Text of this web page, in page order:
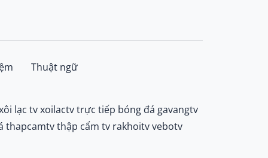
Thuật ngữ
lạc tvxoilactvtrực tiếp bóng đá gavangtv
thapcamtvthập cẩm tv rakhoitvvebotv